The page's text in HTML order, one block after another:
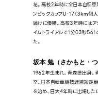
花。高校2年時に全日本自転車
ンピックカップU-17（3km個人
続けに優勝。高校3年時には
イムトライアルで1分03秒
た。
坂本 勉（さかもと・つ
1962年生まれ。青森県出身
卒。日本自転車競技連盟短距
を始め、日大4年時に出場した